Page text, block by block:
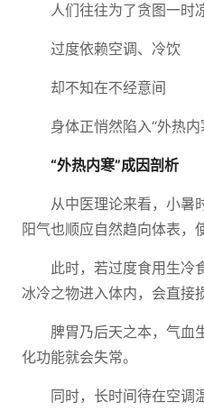
人们往往为了贪图一时
过度依赖空调、冷饮
却不知在不经意间
身体正悄然陷入“外热内
“外热内寒”成因剖析
从中医理论来看，小暑
阳气也顺应自然趋向体表，
此时，若过度食用生冷
冰冷之物进入体内，会直接
脾胃乃后天之本，气血
化功能就会失常。
同时，长时间待在空调